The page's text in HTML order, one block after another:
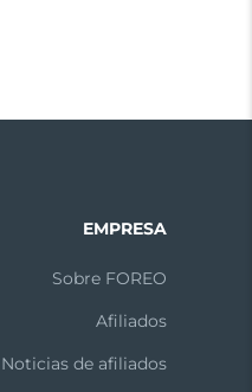
EMPRESA
Sobre FOREO
Afiliados
Noticias de afiliados